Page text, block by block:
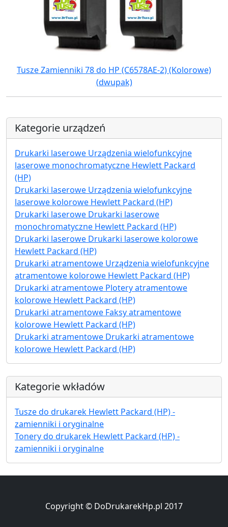
Tusze Zamienniki 78 do HP (C6578AE-2) (Kolorowe)
(dwupak)
Kategorie urządzeń
Drukarki laserowe Urządzenia wielofunkcyjne
laserowe monochromatyczne Hewlett Packard
(HP)
Drukarki laserowe Urządzenia wielofunkcyjne
laserowe kolorowe Hewlett Packard (HP)
Drukarki laserowe Drukarki laserowe
monochromatyczne Hewlett Packard (HP)
Drukarki laserowe Drukarki laserowe kolorowe
Hewlett Packard (HP)
Drukarki atramentowe Urządzenia wielofunkcyjne
atramentowe kolorowe Hewlett Packard (HP)
Drukarki atramentowe Plotery atramentowe
kolorowe Hewlett Packard (HP)
Drukarki atramentowe Faksy atramentowe
kolorowe Hewlett Packard (HP)
Drukarki atramentowe Drukarki atramentowe
kolorowe Hewlett Packard (HP)
Kategorie wkładów
Tusze do drukarek Hewlett Packard (HP) -
zamienniki i oryginalne
Tonery do drukarek Hewlett Packard (HP) -
zamienniki i oryginalne
Copyright © DoDrukarekHp.pl 2017